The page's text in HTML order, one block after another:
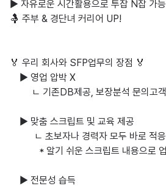
▶️ 자유로운 시간활용으로 투잡 N잡 가능
🤱 주부 & 경단녀 커리어 UP!
🏅 우리 회사와 SFP업무의 장점 🏅